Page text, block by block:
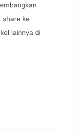
share ke
lainnya di